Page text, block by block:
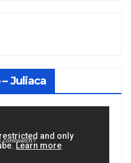
Juliaca
watch?